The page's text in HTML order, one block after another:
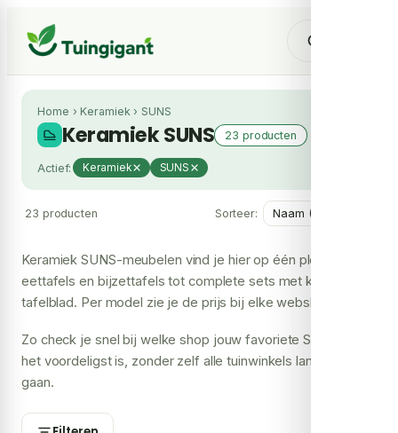
Home › Keramiek›SUNS
Keramiek SUNS 23 producten
Actief: Keramiek SUNS
23 producten Sorteer:
Keramiek SUNS-meubelen vind je hier op één plek, van
eettafels en bijzettafels tot complete sets met keramisch
tafelblad. Per model zie je de prijs bij elke webshop en
Zo check je snel bij welke shop jouw favoriete SUNS-stuk
het voordeligst is, zonder zelf alle tuinwinkels langs te
gaan.